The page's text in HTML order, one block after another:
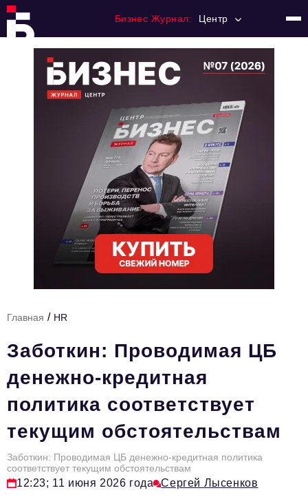
Бизнес Журнал: Центр
Регулирование
Премия "Тульский Бизнес"
История тульского предпринимательства
Тема номера
HR
Персона номера
Инфраструктура развития
Технологии и тренды
Туризм
Главная / HR
Заботкин: Проводимая ЦБ
денежно-кредитная
политика соответствует
текущим обстоятельствам
Заботкин: Проводимая ЦБ денежно-кредитная политика
соответствует текущим обстоятельствам
12:23; 11 июня 2026 года Сергей Лысенков